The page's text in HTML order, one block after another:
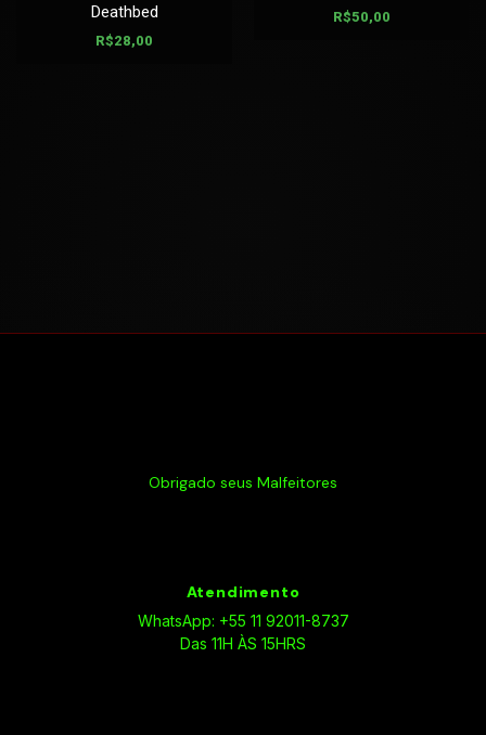
Deathbed
R$28,00
R$50,00
Obrigado seus Malfeitores
Atendimento
WhatsApp: +55 11 92011-8737
Das 11H ÀS 15HRS